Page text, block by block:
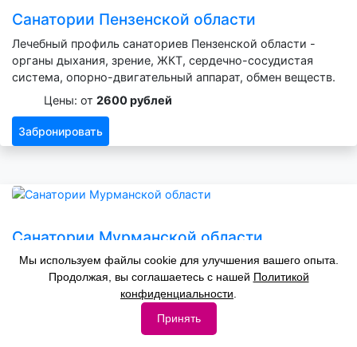
Санатории Пензенской области
Лечебный профиль санаториев Пензенской области -
органы дыхания, зрение, ЖКТ, сердечно-сосудистая
система, опорно-двигательный аппарат, обмен веществ.
Цены: от 2600 рублей
Забронировать
Санатории Мурманской области
Лечебный профиль санаториев Мурманской области -
органы дыхания, зрение, нервная система, ЖКТ,
сердечно-сосудистая система, опорно-двигательный
2600 рублей
Мы используем файлы cookie для улучшения вашего опыта.
Продолжая, вы соглашаетесь с нашей Политикой
конфиденциальности
Принять